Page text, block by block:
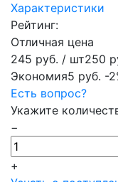
Характеристики
Рейтинг:
Отличная цена
245 руб. / шт250
Экономия5 руб. -
Есть вопрос?
Укажите
−
+